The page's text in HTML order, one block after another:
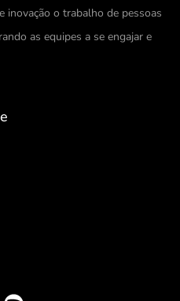
inovação o trabalho de pessoas
as equipes a se engajar e